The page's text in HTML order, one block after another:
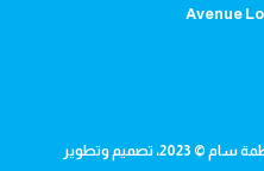
Avenue
تصميم وتطوير